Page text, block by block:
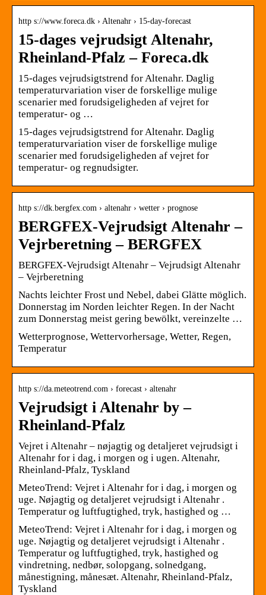
http s://www.foreca.dk › Altenahr › 15-day-forecast
15-dages vejrudsigt Altenahr,
Rheinland-Pfalz – Foreca.dk
15-dages vejrudsigtstrend for Altenahr. Daglig
temperaturvariation viser de forskellige mulige
scenarier med forudsigeligheden af vejret for
temperatur- og …
15-dages vejrudsigtstrend for Altenahr. Daglig
temperaturvariation viser de forskellige mulige
scenarier med forudsigeligheden af vejret for
temperatur- og regnudsigter.
http s://dk.bergfex.com › altenahr › wetter › prognose
BERGFEX-Vejrudsigt Altenahr –
Vejrberetning – BERGFEX
BERGFEX-Vejrudsigt Altenahr – Vejrudsigt Altenahr
– Vejrberetning
Nachts leichter Frost und Nebel, dabei Glätte möglich.
Donnerstag im Norden leichter Regen. In der Nacht
zum Donnerstag meist gering bewölkt, vereinzelte …
Wetterprognose, Wettervorhersage, Wetter, Regen,
Temperatur
http s://da.meteotrend.com › forecast › altenahr
Vejrudsigt i Altenahr by –
Rheinland-Pfalz
Vejret i Altenahr – nøjagtig og detaljeret vejrudsigt i
Altenahr for i dag, i morgen og i ugen. Altenahr,
Rheinland-Pfalz, Tyskland
MeteoTrend: Vejret i Altenahr for i dag, i morgen og
uge. Nøjagtig og detaljeret vejrudsigt i Altenahr .
Temperatur og luftfugtighed, tryk, hastighed og …
MeteoTrend: Vejret i Altenahr for i dag, i morgen og
uge. Nøjagtig og detaljeret vejrudsigt i Altenahr .
Temperatur og luftfugtighed, tryk, hastighed og
vindretning, nedbør, solopgang, solnedgang,
månestigning, månesæt. Altenahr, Rheinland-Pfalz,
Tyskland